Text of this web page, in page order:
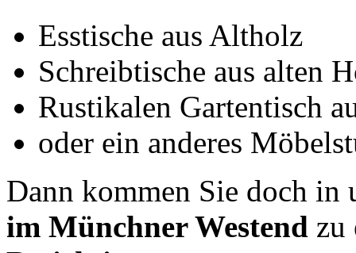
Esstische aus Altholz
Schreibtische aus alten
Rustikalen Gartentisch
oder ein anderes
Dann kommen Sie doch in
im Münchner Westend zu